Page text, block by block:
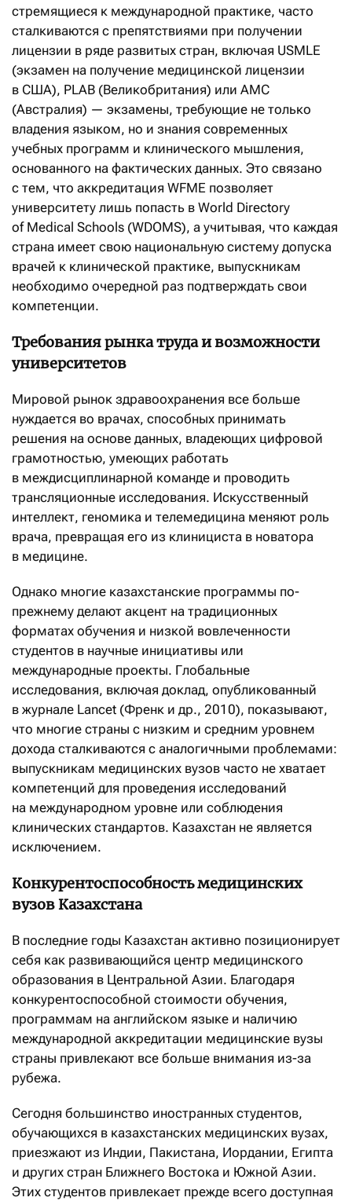
стремящиеся к международной практике, часто
сталкиваются с препятствиями при получении
лицензии в ряде развитых стран, включая USMLE
(экзамен на получение медицинской лицензии
в США), PLAB (Великобритания) или AMC
(Австралия) — экзамены, требующие не только
владения языком, но и знания современных
учебных программ и клинического мышления,
основанного на фактических данных. Это связано
с тем, что аккредитация WFME позволяет
университету лишь попасть в World Directory
of Medical Schools (WDOMS), а учитывая, что каждая
страна имеет свою национальную систему допуска
врачей к клинической практике, выпускникам
необходимо очередной раз подтверждать свои
компетенции.
Требования рынка труда и возможности
университетов
Мировой рынок здравоохранения все больше
нуждается во врачах, способных принимать
решения на основе данных, владеющих цифровой
грамотностью, умеющих работать
в междисциплинарной команде и проводить
трансляционные исследования. Искусственный
интеллект, геномика и телемедицина меняют роль
врача, превращая его из клинициста в новатора
в медицине.
Однако многие казахстанские программы по-
прежнему делают акцент на традиционных
форматах обучения и низкой вовлеченности
студентов в научные инициативы или
международные проекты. Глобальные
исследования, включая доклад, опубликованный
в журнале Lancet (Френк и др., 2010), показывают,
что многие страны с низким и средним уровнем
дохода сталкиваются с аналогичными проблемами:
выпускникам медицинских вузов часто не хватает
компетенций для проведения исследований
на международном уровне или соблюдения
клинических стандартов. Казахстан не является
исключением.
Конкурентоспособность медицинских
вузов Казахстана
В последние годы Казахстан активно позиционирует
себя как развивающийся центр медицинского
образования в Центральной Азии. Благодаря
конкурентоспособной стоимости обучения,
программам на английском языке и наличию
международной аккредитации медицинские вузы
страны привлекают все больше внимания из-за
рубежа.
Сегодня большинство иностранных студентов,
обучающихся в казахстанских медицинских вузах,
приезжают из Индии, Пакистана, Иордании, Египта
и других стран Ближнего Востока и Южной Азии.
Этих студентов привлекает прежде всего доступная